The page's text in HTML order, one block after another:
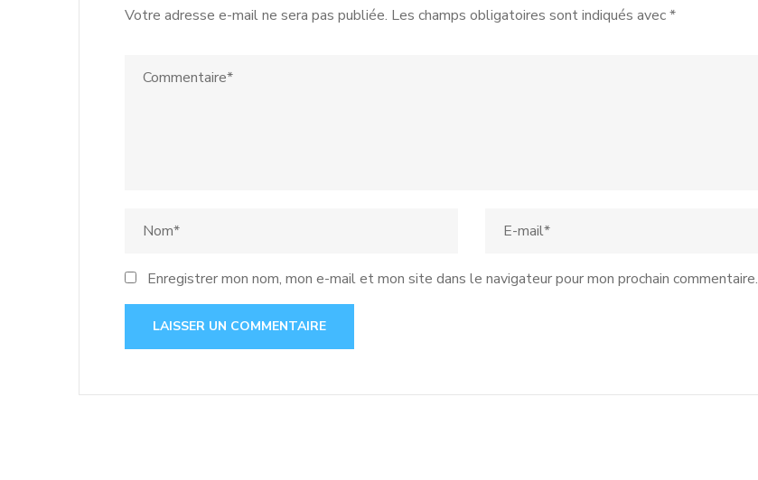
Votre adresse e-mail ne sera pas publiée. Les champs obligatoires sont indiqués avec*
Enregistrer mon nom, mon e-mail et mon site dans le navigateur pour mon prochain commentaire.